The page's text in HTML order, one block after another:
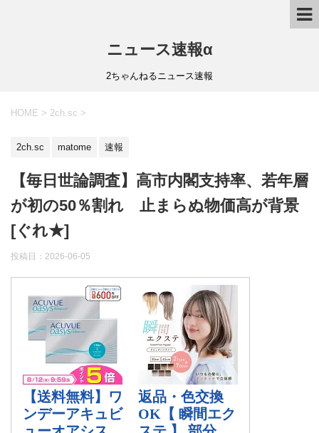
ニュース速報α
2ちゃんねるニュース速報
HOME > 2ch.sc >
2ch.sc matome 速報
【毎日世論調査】高市内閣支持率、若年層
が初の50％割れ 止まらぬ物価高が背景
[ぐれ★]
投稿日： 2026-06-05